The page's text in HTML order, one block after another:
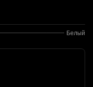
Белый